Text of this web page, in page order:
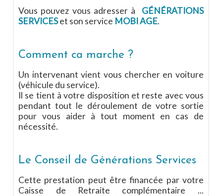
Vous pouvez vous adresser à GÉNÉRATIONS
SERVICESet son service MOBI AGE.
Comment ca marche ?
Un intervenant vient vous chercher en voiture
(véhicule du service).
Il se tient à votre disposition et reste avec vous
pendant tout le déroulement de votre sortie
pour vous aider à tout moment en cas de
nécessité.
Le Conseil de Générations Services
Cette prestation peut être financée par votre
Caisse de Retraite complémentaire ...